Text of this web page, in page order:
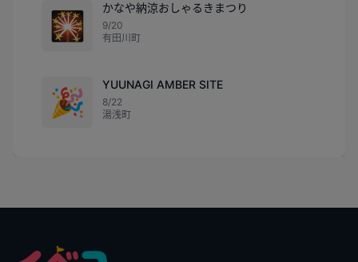
🎇
かなや納涼おしゃるきまつり
9/20
有田川町
🎉
YUUNAGI AMBER SITE
8/22
湯浅町